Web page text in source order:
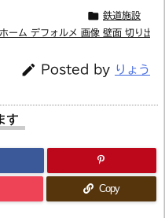
 鉄道施設
ーム デフォルメ 画像 壁面 切り出し
 Posted by りょう
す
Copy